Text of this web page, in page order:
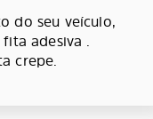
do seu veículo,
adesiva .
crepe.